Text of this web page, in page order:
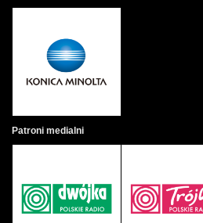
Patroni medialni